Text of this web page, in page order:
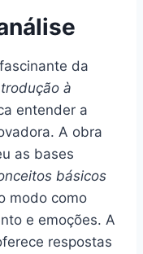
da
à
entender a
A obra
as bases
básicos
modo como
e emoções. A
respostas